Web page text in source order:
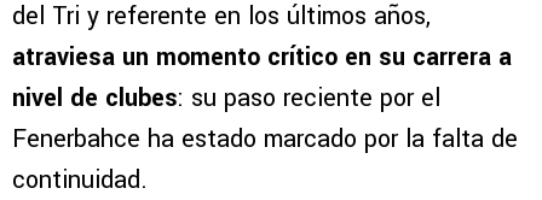
del Tri y referente en los últimos años,
atraviesa un momento crítico en su carrera a
nivel de clubes: su paso reciente por el
Fenerbahce ha estado marcado por la falta de
continuidad.